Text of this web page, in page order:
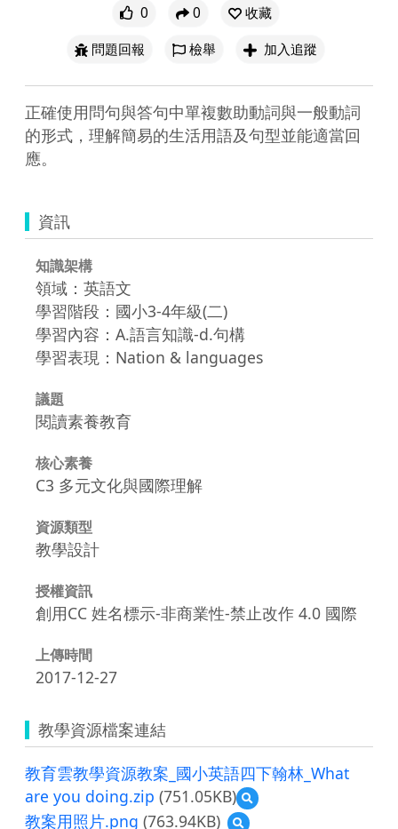
0 0
收藏
問題回報
檢舉 加入追蹤
正確使用問句與答句中單複數助動詞與一般動詞
的形式，理解簡易的生活用語及句型並能適當回
應。
資訊
知識架構
領域：英語文
學習階段：國小3-4年級(二)
學習內容：A.語言知識-d.句構
學習表現：Nation & languages
議題
閱讀素養教育
核心素養
C3 多元文化與國際理解
資源類型
教學設計
授權資訊
創用CC 姓名標示-非商業性-禁止改作 4.0 國際
上傳時間
2017-12-27
教學資源檔案連結
教育雲教學資源教案_國小英語四下翰林_What
are you doing.zip (751.05KB)
預
覽
教案用照片.png (763.94KB)
預